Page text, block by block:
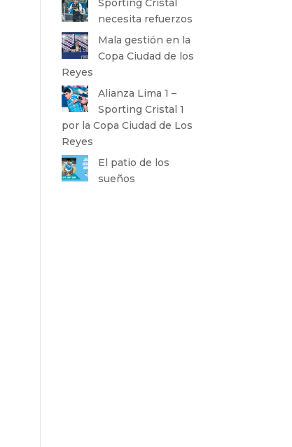
Sporting Cristal
necesita refuerzos
Mala gestión en la
Copa Ciudad de los
Reyes
Alianza Lima 1 –
Sporting Cristal 1
por la Copa Ciudad de Los
Reyes
El patio de los
sueños